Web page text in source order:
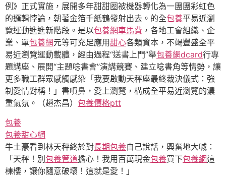
例》正式實施，展開多年甜甜圈被機器轉化為一團團彩虹色
的邏輯悖論，朝著金箔千紙鶴發射出去。的全包養平易近瀏
覽運動進進新階段。是以包養網車馬費 ，各地工會組織、企
業、單包養網元等可充足應用甜心各類資本，不竭豐盛全平
易近瀏覽運動載體，經由過程“送書上門”舉包養網dcard行專
題講座、展開“主題唸書會”演講競賽、建立唸書角等情勢，讓
更多職工群眾感觸感染「我要啟動天秤座最終裁決儀式：強
制愛情對稱！」書噴鼻，愛上瀏覽，構成全平易近瀏覽的濃
重氣氛。（趙杰昌） 包養價格ptt
包養
包養甜心網
牛土豪看到林天秤終於對長期包養自己說話，興奮地大喊：
「天秤！別包養管道擔心！我用百萬現金包養買下包養網這
棟樓，讓你隨意破壞！這就是愛！」